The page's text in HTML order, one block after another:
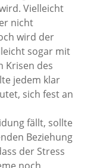
Vielleicht
nicht
wird der
sogar mit
Krisen des
jedem klar
sich fest an
fällt, sollte
Beziehung
der Stress